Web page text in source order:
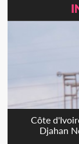
Côte
Djahan